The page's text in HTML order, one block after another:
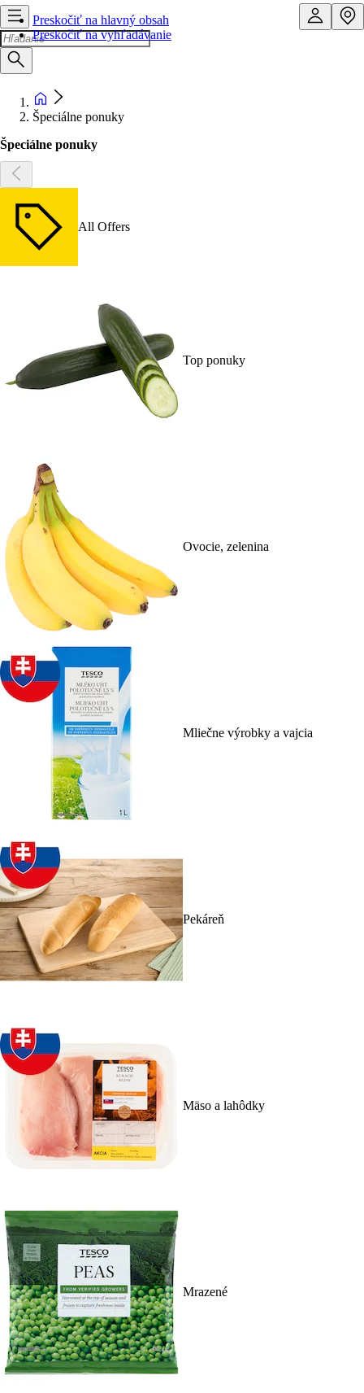
Preskočiť na hlavný obsah
Preskočiť na vyhľadávanie
Špeciálne ponuky
Špeciálne ponuky
All Offers
Top ponuky
Ovocie, zelenina
Mliečne výrobky a vajcia
Pekáreň
Mäso a lahôdky
Mrazené